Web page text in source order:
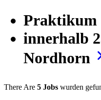
Praktikum
innerhalb
Nordhorn
There Are 5 Jobs wurden